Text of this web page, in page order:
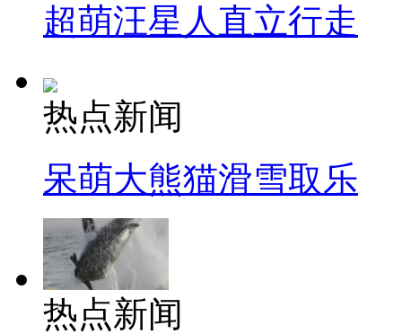
超萌汪星人直立行走
热点新闻
呆萌大熊猫滑雪取乐
热点新闻